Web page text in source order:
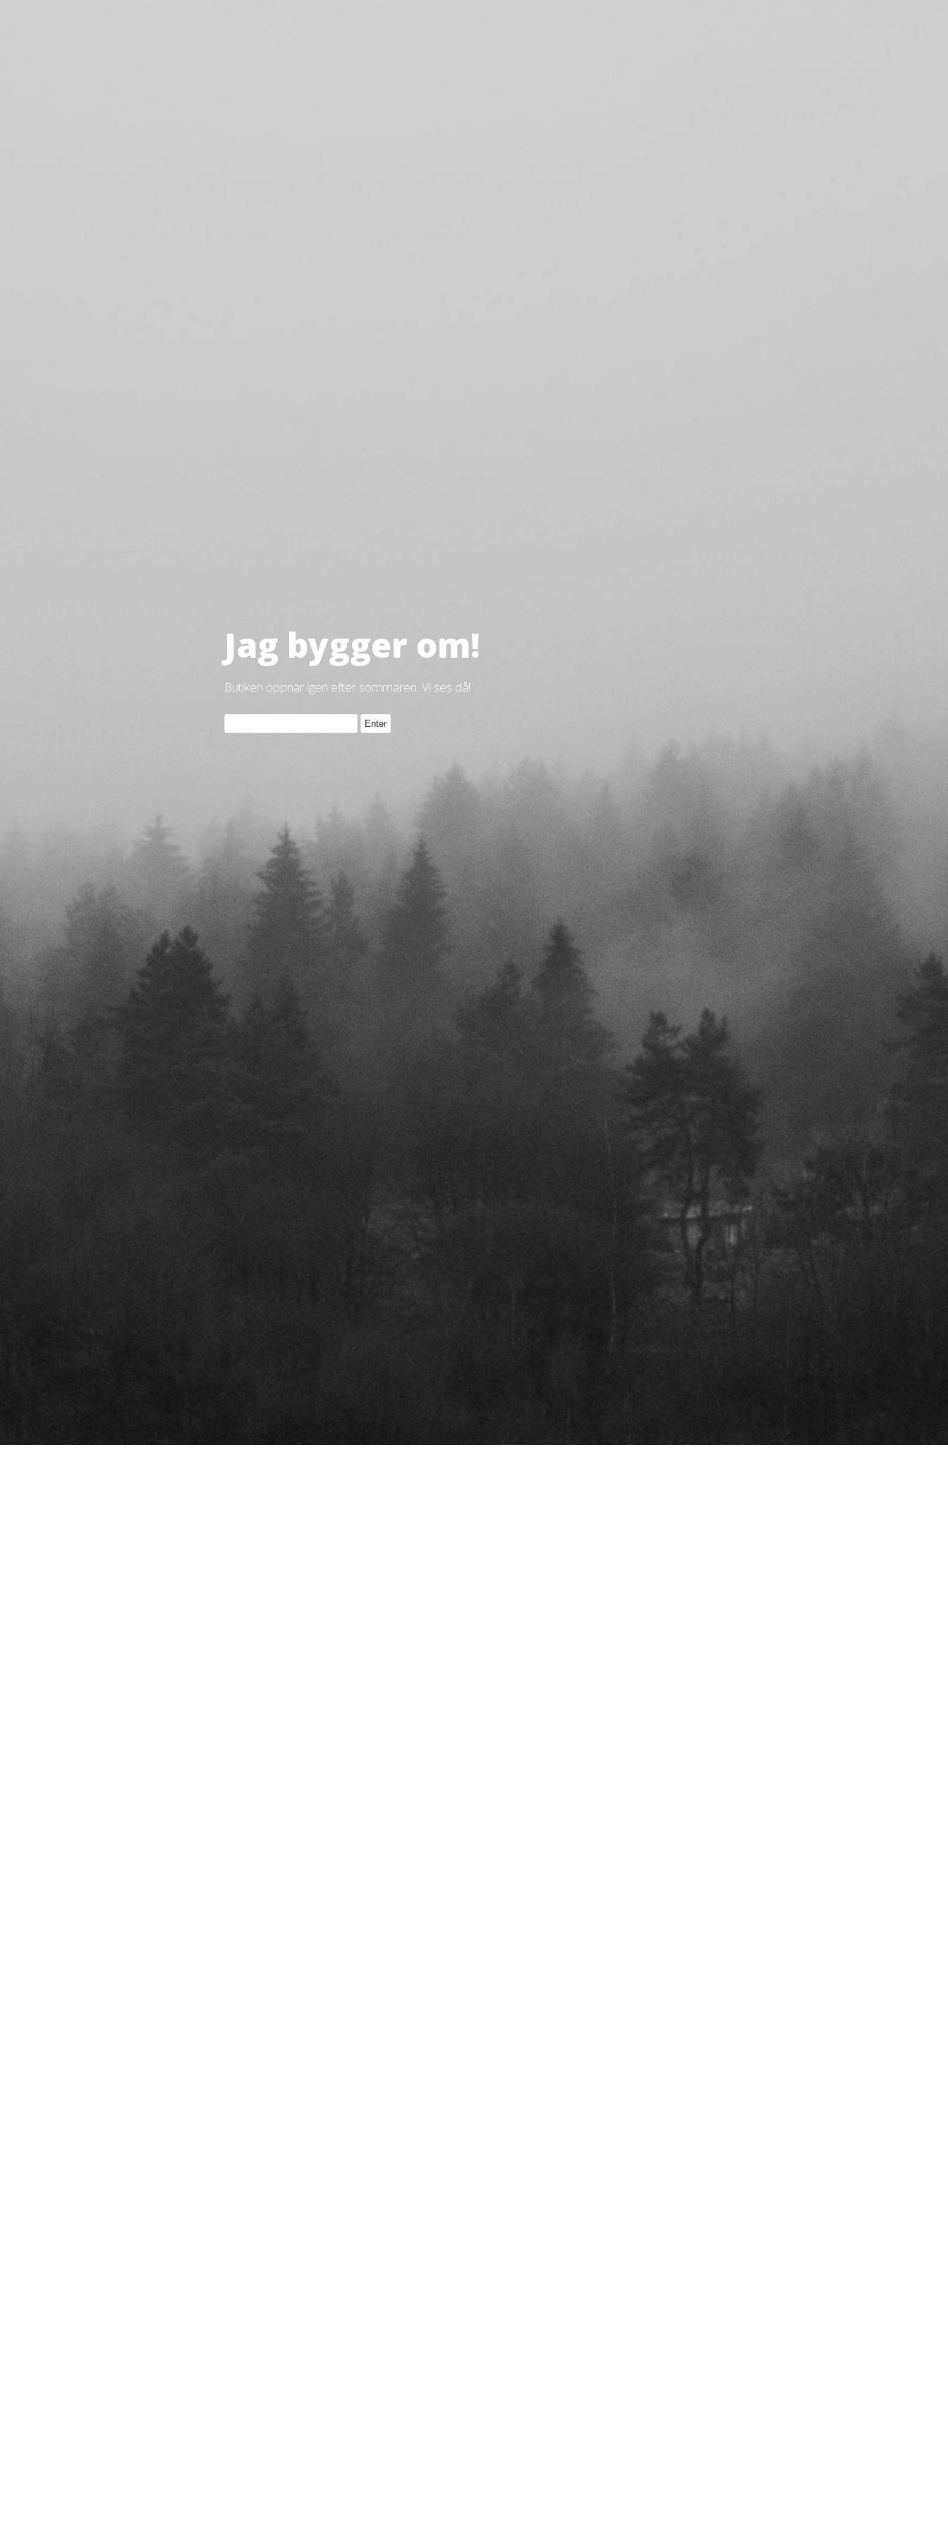
Jag bygger om!
Butiken öppnar igen efter sommaren. Vi ses då!